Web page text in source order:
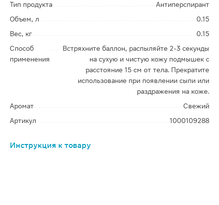
Тип продукта
Антиперспирант
Объем, л
0.15
Вес, кг
0.15
Способ
применения
Встряхните баллон, распыляйте 2-3 секунды
на сухую и чистую кожу подмышек с
расстояние 15 см от тела. Прекратите
использование при появлении сыпи или
раздражения на коже.
Аромат
Свежий
Артикул
1000109288
Инструкция к товару